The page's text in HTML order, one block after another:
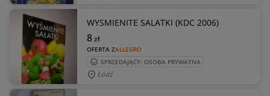
WYSMIENITE SALATKI (KDC 2006)
OFERTA ZALLEGRO
8zł
SPRZEDAJĄCY: OSOBA PRYWATNA
Łódź